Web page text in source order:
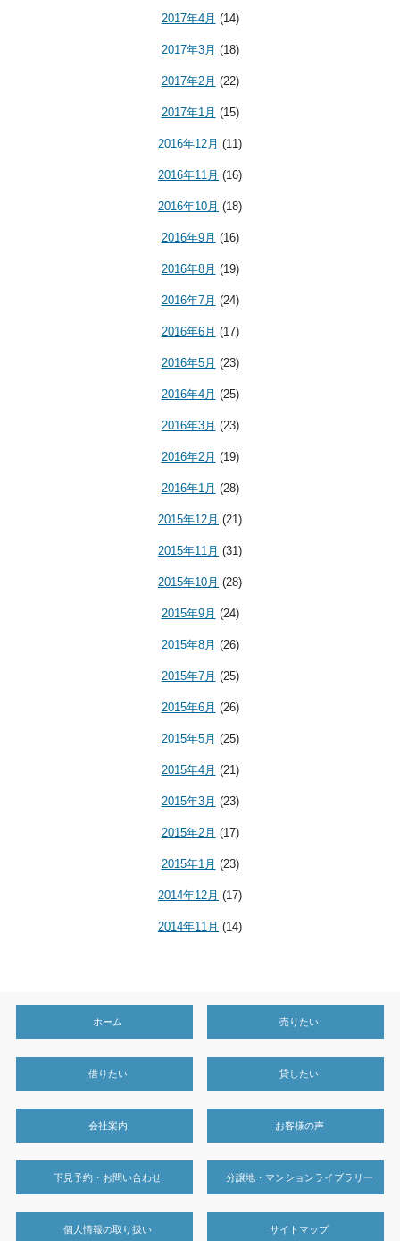
2017年4月 (14)
2017年3月 (18)
2017年2月 (22)
2017年1月 (15)
2016年12月 (11)
2016年11月 (16)
2016年10月 (18)
2016年9月 (16)
2016年8月 (19)
2016年7月 (24)
2016年6月 (17)
2016年5月 (23)
2016年4月 (25)
2016年3月 (23)
2016年2月 (19)
2016年1月 (28)
2015年12月 (21)
2015年11月 (31)
2015年10月 (28)
2015年9月 (24)
2015年8月 (26)
2015年7月 (25)
2015年6月 (26)
2015年5月 (25)
2015年4月 (21)
2015年3月 (23)
2015年2月 (17)
2015年1月 (23)
2014年12月 (17)
2014年11月 (14)
ホーム 売りたい
借りたい 貸したい
会社案内 お客様の声
下見予約・お問い合わせ 分譲地・マンションライブラリー
個人情報の取り扱い サイトマップ